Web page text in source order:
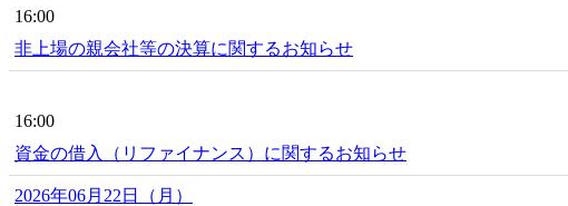
16:00
非上場の親会社等の決算に関するお知らせ
16:00
資金の借入（リファイナンス）に関するお知らせ
2026年06月22日（月）